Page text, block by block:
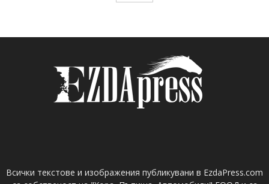
Всички текстове и изображения публикувани в EzdaPress.com